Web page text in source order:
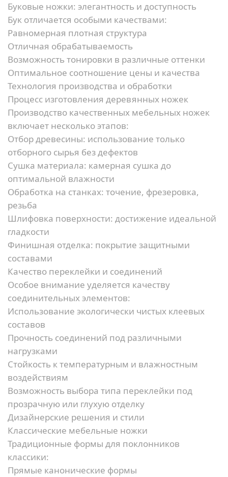
Буковые ножки: элегантность и доступность
Бук отличается особыми качествами:
Равномерная плотная структура
Отличная обрабатываемость
Возможность тонировки в различные оттенки
Оптимальное соотношение цены и качества
Технология производства и обработки
Процесс изготовления деревянных ножек
Производство качественных мебельных ножек
включает несколько этапов:
Отбор древесины: использование только
отборного сырья без дефектов
Сушка материала: камерная сушка до
оптимальной влажности
Обработка на станках: точение, фрезеровка,
резьба
Шлифовка поверхности: достижение идеальной
гладкости
Финишная отделка: покрытие защитными
составами
Качество переклейки и соединений
Особое внимание уделяется качеству
соединительных элементов:
Использование экологически чистых клеевых
составов
Прочность соединений под различными
нагрузками
Стойкость к температурным и влажностным
воздействиям
Возможность выбора типа переклейки под
прозрачную или глухую отделку
Дизайнерские решения и стили
Классические мебельные ножки
Традиционные формы для поклонников
классики:
Прямые канонические формы